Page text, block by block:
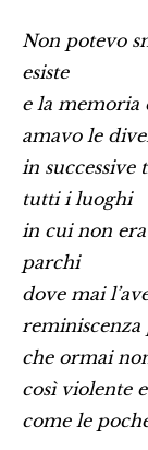
Non potevo
esiste
e la memoria
amavo le
in successive
tutti i luoghi
in cui non
parchi
dove mai
reminiscenza
che ormai
così violente
come le